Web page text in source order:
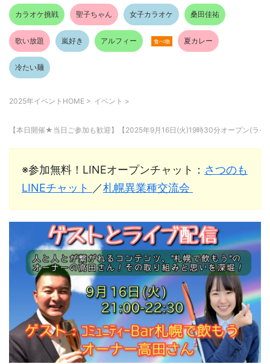
カラオケ挑戦 聖子ちゃん 女子カラオケ 桑田佳祐
歌い放題 嵐好き アルフィー 食べ物 夏カレー
冷たい麺
2025年イベントHOME > イベント >
【本日開催★当日ご参加も歓迎】【2025年9月16日(火)19時30分オープン(ラ
※参加無料！LINEオープンチャット： さつのも
LINEチャット ／札幌異業種交流会